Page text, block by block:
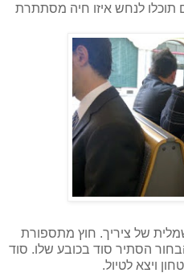
תוכלו לנחש איזו חיה מסתתרת
הבוקר, בקו 2 בחשמלית של ציריך. חוץ מתספורת
הסתיר סוד בכובע שלו. סוד
ויצא לטיול.